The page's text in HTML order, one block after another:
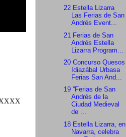
22 Estella Lizarra
Las Ferias de San
Andrés Event...
21 Ferias de San
Andrés Estella
Lizarra Program...
20 Concurso Quesos
Idiazábal Urbasa
Ferias San And...
19 ”Ferias de San
Andrés de la
Ciudad Medieval
de ...
18 Estella Lizarra, en
Navarra, celebra